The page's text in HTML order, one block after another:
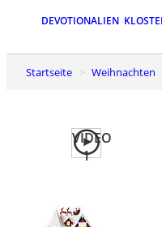
DEVOTIONALIEN
Startseite Weihnachten
VIDEO
1